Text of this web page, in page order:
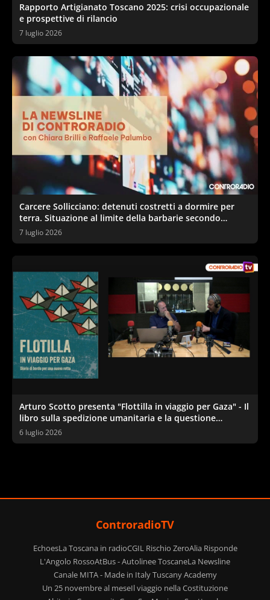
Rapporto Artigianato Toscano 2025: crisi occupazionale
e prospettive di rilancio
7 luglio 2026
Carcere Sollicciano: detenuti costretti a dormire per
terra. Situazione al limite della barbarie secondo
sindacati e garante
7 luglio 2026
Arturo Scotto presenta "Flottilla in viaggio per Gaza" - Il
libro sulla spedizione umanitaria e la questione
palestinese
6 luglio 2026
ControradioTV
EchoesLa Toscana in radioCGIL Rischio ZeroAlia Risponde
L'Angolo RossoAtBus - Autolinee ToscaneLa Newsline
Canale MITA - Made in Italy Tuscany Academy
Un 25 novembre al meseIl viaggio nella Costituzione